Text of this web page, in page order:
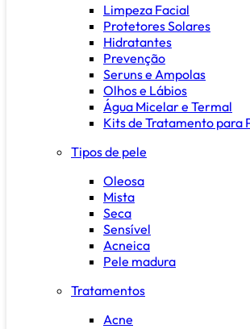
Limpeza Facial
Protetores Solares
Hidratantes
Prevenção
Seruns e Ampolas
Olhos e Lábios
Água Micelar e Termal
Kits de Tratamento para
Tipos de pele
Oleosa
Mista
Seca
Sensível
Acneica
Pele madura
Tratamentos
Acne